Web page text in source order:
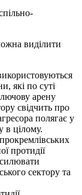
виділити
які по суті
арену
свідчить про
полягає у
в цілому.
протидії
сектору та